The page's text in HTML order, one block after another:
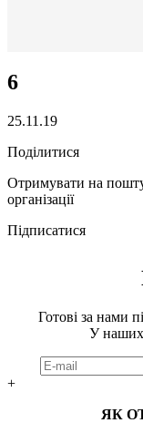
6
25.11.19
Поділитися
Отримувати на
організації
Підписатися
Готові за нами
У наших
+
ЯК